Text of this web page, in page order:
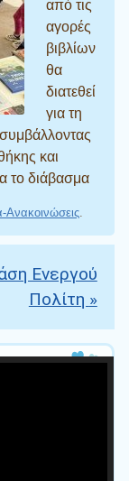
από τις
αγορές
βιβλίων
θα
διατεθεί
για τη
και
το διάβασμα
Ανακοινώσεις.
Ενεργού
Πολίτη »